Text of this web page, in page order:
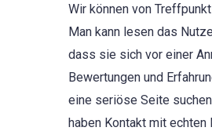
Wir können von
Man kann lesen das
dass sie sich vor einer
Bewertungen und
eine seriöse Seite
haben Kontakt mit echten